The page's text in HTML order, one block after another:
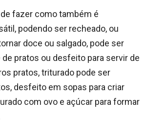
fazer como também é
podendo ser recheado, ou
doce ou salgado, pode ser
pratos ou desfeito para servir de
pratos, triturado pode ser
desfeito em sopas para criar
com ovo e açúcar para formar